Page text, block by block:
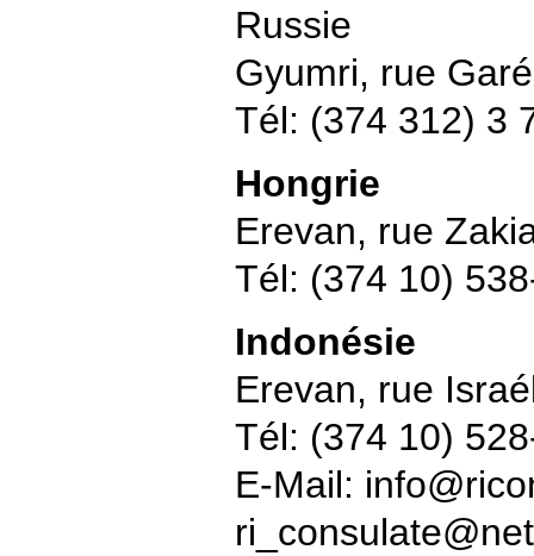
Russie
Gyumri, rue
Tél: (374 312) 3
Hongrie
Erevan, rue
Tél: (374 10)
Indonésie
Erevan, rue
Tél: (374 10)
E-Mail: